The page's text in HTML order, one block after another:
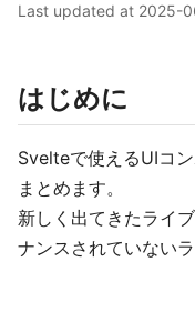
Last updated at 2025-
はじめに
Svelteで使えるUIコ
まとめます。
新しく出てきたライ
ナンスされていない